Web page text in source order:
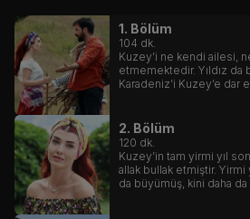
1. Bölüm
104 dk.
Kuzey’i ne kendi ailesi,
etmemektedir. Yıldız da
Karadeniz’i Kuzey’e dar
2. Bölüm
120 dk.
Kuzey’in tam yirmi yıl
allak bullak etmiştir.
da büyümüş, kini daha da